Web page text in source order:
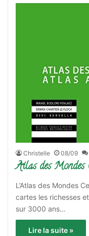
Christelle 08/09
Atlas des Mondes
L’Atlas des Mondes
cartes les richesses
sur 3000 ans…
Lire la suite »